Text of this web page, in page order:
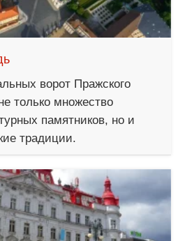
ворот Пражского
только множество
памятников, но и
традиции.